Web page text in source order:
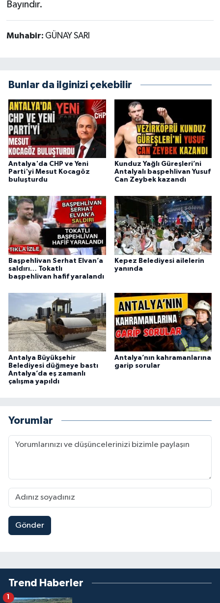
Bayındır.
Muhabir: GÜNAY SARI
Bunlar da ilginizi çekebilir
Antalya'da CHP ve Yeni
Parti'yi Mesut Kocagöz
buluşturdu
Kunduz Yağlı Güreşleri’ni
Antalyalı başpehlivan Yusuf
Can Zeybek kazandı
Başpehlivan Serhat Elvan’a
saldırı… Tokatlı
başpehlivan hafif yaralandı
Kepez Belediyesi ailelerin
yanında
Antalya Büyükşehir
Belediyesi düğmeye bastı
Antalya’da eş zamanlı
çalışma yapıldı
Antalya’nın kahramanlarına
garip sorular
Yorumlar
Gönder
Trend Haberler